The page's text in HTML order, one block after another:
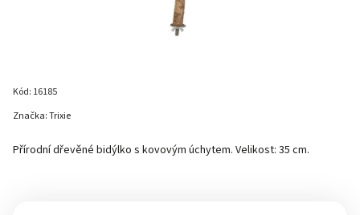
Kód: 16185
Přírodní dřevěné bidýlko s kovovým úchytem. Velikost: 35 cm.
Značka:Trixie